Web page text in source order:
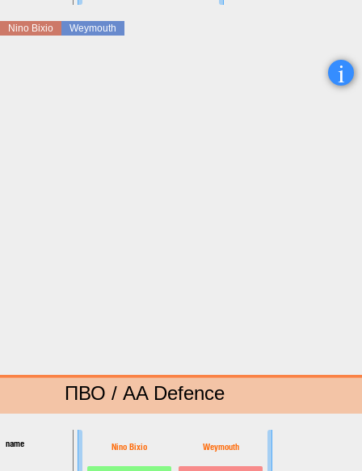
Nino Bixio Weymouth
i
ПВО / AA Defence
name Nino Bixio Weymouth